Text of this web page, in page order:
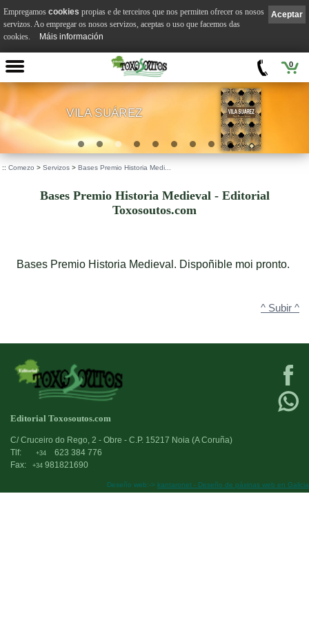
0
VILA SUÁREZ
:: Comezo > Servizos > Bases Premio Historia Medi...
Bases Premio Historia Medieval - Editorial
Toxosoutos.com
Bases Premio Historia Medieval. Dispoñible moi pronto.
^ Subir ^
Editorial Toxosoutos.com
C/ Cruceiro do Rego, 2 - Obre - C.P. 15217 Noia (A Coruña)
Tlf:
+34
623 384 776
Fax:
+34 981821690
Deseño web:-> kantaronet - Deseño de páxinas web en Galicia
Aceptar
Empregamos cookies propias e de terceiros que nos permiten ofrecer os nosos
servizos. Ao empregar os nosos servizos, aceptas o uso que facemos das
cookies.
Máis información